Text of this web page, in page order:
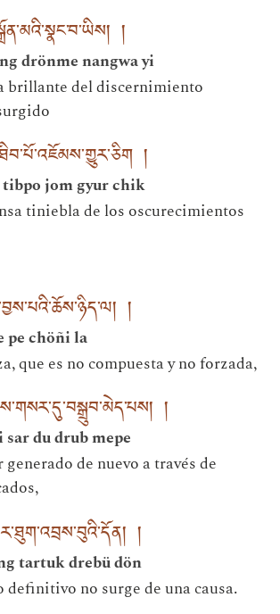
།
drönme nangwa yi
brillante del discernimiento
།
jom gyur chik
tiniebla de los oscurecimientos
།
pe chöñi la
que es no compuesta y no forzada,
།
du drub mepe
generado de nuevo a través de
།
tartuk drebü dön
definitivo no surge de una causa.